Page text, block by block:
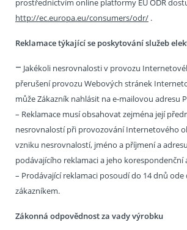
prostřednictvím online platformy EU ODR
http://ec.europa.eu/consumers/odr/ .
Reklamace týkající se poskytování služeb
– Jakékoli nesrovnalosti v provozu
přerušení provozu Webových stránek
může Zákazník nahlásit na e-mailovou adresu
– Reklamace musí obsahovat zejména její
nesrovnalostí při provozování Internetového
vzniku nesrovnalostí, jméno a příjmení a
podávajícího reklamaci a jeho korespondenční
– Prodávající reklamaci posoudí do 14 dnů
zákazníkem.
Zákonná odpovědnost za vady výrobku